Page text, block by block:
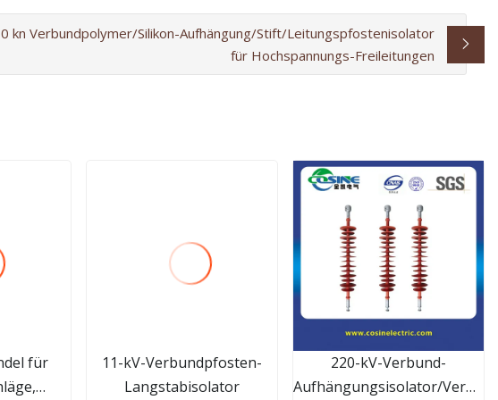
kn Verbundpolymer/Silikon-Aufhängung/Stift/Leitungspfostenisolator
für Hochspannungs-Freileitungen
für
11-kV-Verbundpfosten-
Langstabisolator
220-kV-Verbund-
Aufhängungsisolator/